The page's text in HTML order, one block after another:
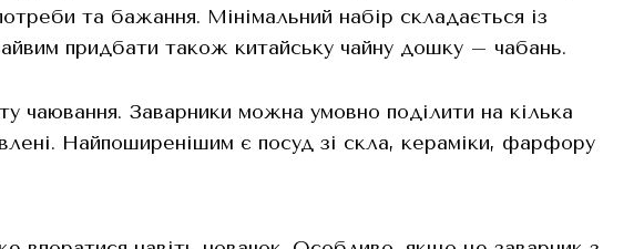
та бажання. Мінімальний набір складається із
придбати також китайську чайну дошку – чабань.
чаювання. Заварники можна умовно поділити на кілька
Найпоширенішим є посуд зі скла, кераміки, фарфору